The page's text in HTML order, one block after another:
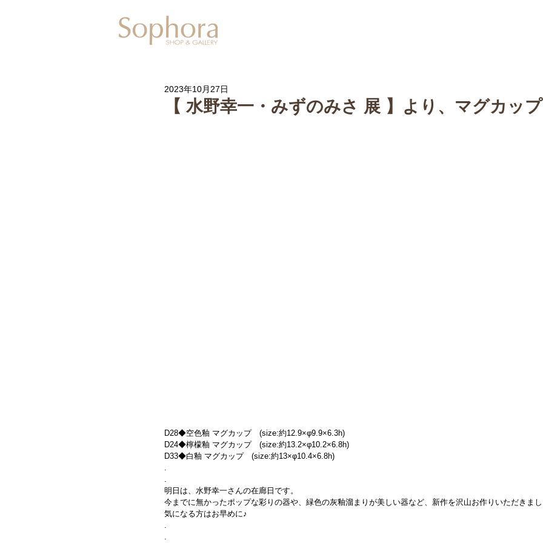
【 水野幸一・みずのみさ 展 】より、マグカップ
2023年10月27日
D28◆空色釉 マグカップ　(size:約12.9×φ9.9×6.3h)
D24◆檸檬釉 マグカップ　(size:約13.2×φ10.2×6.8h)
D33◆白釉 マグカップ　(size:約13×φ10.4×6.8h)
.
.
明日は、水野幸一さんの在廊日です。
今までに無かったポップな彩りの器や、緑色の灰釉溜まりが美しい器など、新作を沢山お作りいただきま
気になる方はお早めに♪
.
.